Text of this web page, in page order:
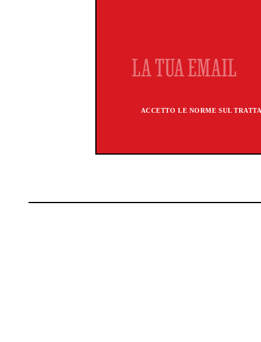
ACCETTO LE NORME SUL